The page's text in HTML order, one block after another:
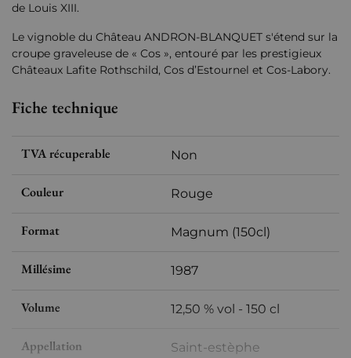
de Louis XIII.
Le vignoble du Château ANDRON-BLANQUET s'étend sur la
croupe graveleuse de « Cos », entouré par les prestigieux
Châteaux Lafite Rothschild, Cos d’Estournel et Cos-Labory.
Fiche technique
TVA récuperable Non
Couleur Rouge
Format Magnum (150cl)
Millésime 1987
Volume 12,50 % vol - 150 cl
Appellation Saint-estèphe